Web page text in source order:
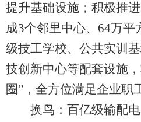
提升基础设施；积极推
成3个邻里中心、64万平
级技工学校、公共实训
技创新中心等配套设施
圈”，全方位满足企业职
换鸟：百亿级输配电